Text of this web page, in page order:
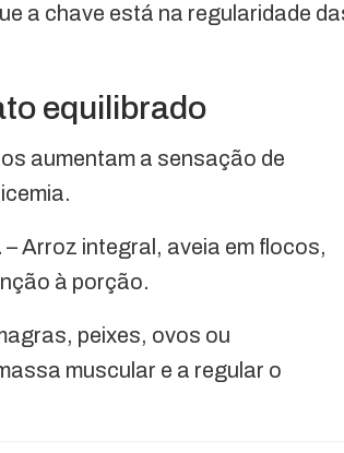
a chave está na regularidade
equilibrado
aumentam a sensação de
– Arroz integral, aveia em flocos,
à porção.
peixes, ovos ou
muscular e a regular o